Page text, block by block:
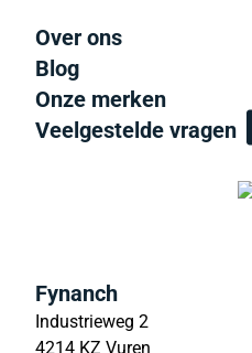
Over ons
Blog
Onze merken
Veelgestelde vragen
Fynanch
Industrieweg 2
4214 KZ Vuren